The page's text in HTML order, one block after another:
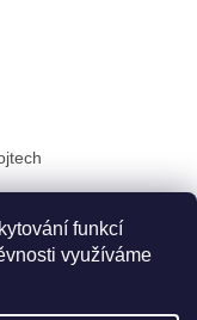
funkcí
využíváme